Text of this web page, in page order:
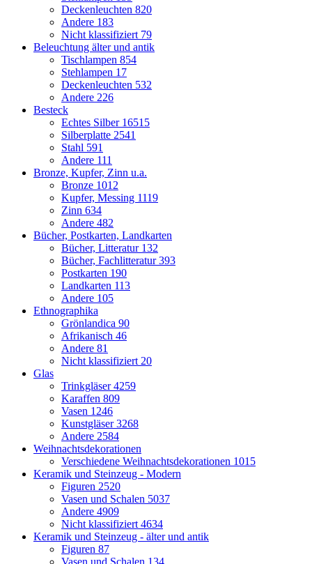
Deckenleuchten 820
Andere 183
Nicht klassifiziert 79
Beleuchtung älter und antik
Tischlampen 854
Stehlampen 17
Deckenleuchten 532
Andere 226
Besteck
Echtes Silber 16515
Silberplatte 2541
Stahl 591
Andere 111
Bronze, Kupfer, Zinn u.a.
Bronze 1012
Kupfer, Messing 1119
Zinn 634
Andere 482
Bücher, Postkarten, Landkarten
Bücher, Litteratur 132
Bücher, Fachlitteratur393
Postkarten 190
Landkarten 113
Andere 105
Ethnographika
Grönlandica 90
Afrikanisch 46
Andere 81
Nicht klassifiziert 20
Glas
Trinkgläser4259
Karaffen 809
Vasen 1246
Kunstgläser3268
Andere 2584
Weihnachtsdekorationen
Verschiedene Weihnachtsdekorationen 1015
Keramik und Steinzeug - Modern
Figuren 2520
Vasen und Schalen 5037
Andere 4909
Nicht klassifiziert 4634
Keramik und Steinzeug - älter und antik
Figuren 87